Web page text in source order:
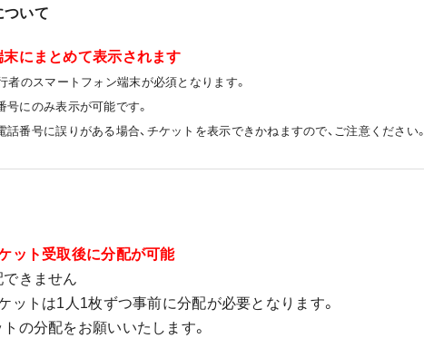
いて
にまとめて表示されます
者のスマートフォン端末が必須となります。
にのみ表示が可能です。
番号に誤りがある場合、チケットを表示できかねますので、ご注意ください。
ット受取後に分配が可能
きません
ットは1人1枚ずつ事前に分配が必要となります。
の分配をお願いいたします。